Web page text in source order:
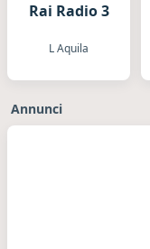
Rai Radio 3
L Aquila
Annunci